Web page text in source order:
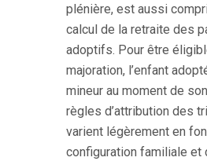
plénière, est aussi
calcul de la retraite des
adoptifs. Pour être
majoration, l’enfant
mineur au moment de
règles d’attribution des
varient légèrement en
configuration familiale et